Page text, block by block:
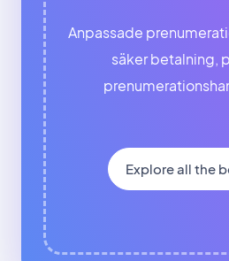
Anpassade
säker betalning,
Explore all the